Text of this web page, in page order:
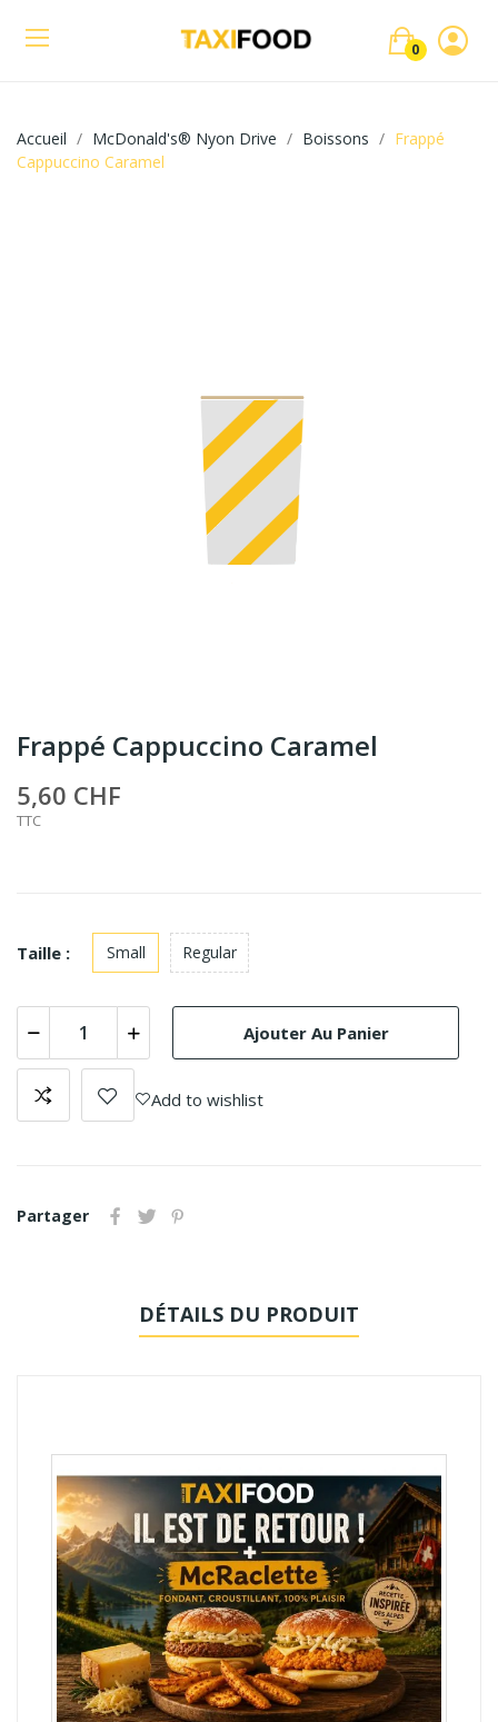
0
Accueil McDonald's® Nyon Drive Boissons
Frappé
Cappuccino Caramel
Frappé Cappuccino Caramel
5,60 CHF
TTC
Taille : Small Regular
Ajouter Au Panier
Add to wishlist
Partager
DÉTAILS DU PRODUIT